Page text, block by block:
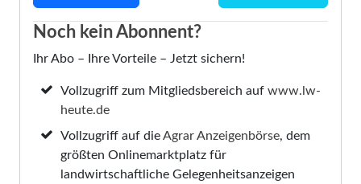
Noch kein Abonnent?
Ihr Abo – Ihre Vorteile – Jetzt sichern!
Vollzugriff zum Mitgliedsbereich aufwww.lw-
heute.de
Vollzugriff auf dieAgrar Anzeigenbörse, dem
größten Onlinemarktplatz für
landwirtschaftliche Gelegenheitsanzeigen